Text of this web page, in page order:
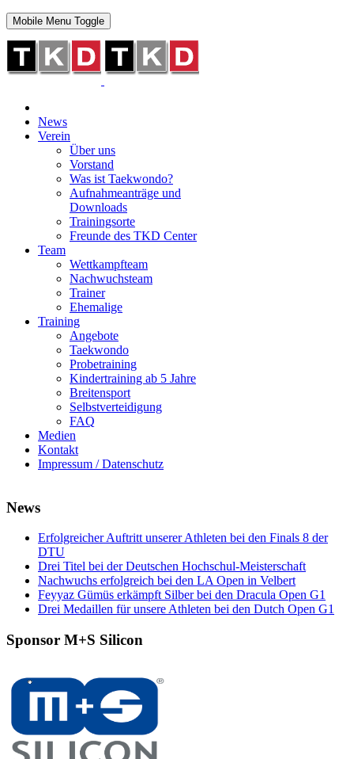
Mobile Menu Toggle
News
Verein
Über uns
Vorstand
Was ist Taekwondo?
Aufnahmeanträge und
Downloads
Trainingsorte
Freunde des TKD Center
Team
Wettkampfteam
Nachwuchsteam
Trainer
Ehemalige
Training
Angebote
Taekwondo
Probetraining
Kindertraining ab 5 Jahre
Breitensport
Selbstverteidigung
FAQ
Medien
Kontakt
Impressum / Datenschutz
News
Erfolgreicher Auftritt unserer Athleten bei den Finals 8 der
DTU
Drei Titel bei der Deutschen Hochschul-Meisterschaft
Nachwuchs erfolgreich bei den LA Open in Velbert
Feyyaz Gümüs erkämpft Silber bei den Dracula Open G1
Drei Medaillen für unsere Athleten bei den Dutch Open G1
Sponsor M+S Silicon